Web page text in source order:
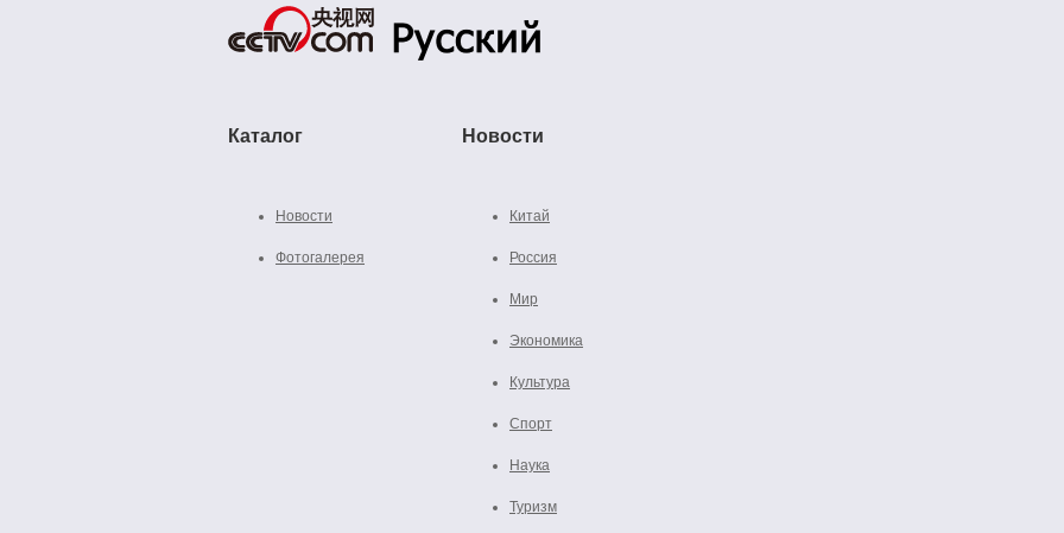
Каталог
Новости
Фотогалерея
Новости
Китай
Россия
Мир
Экономика
Культура
Спорт
Наука
Туризм